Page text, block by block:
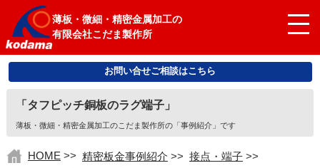
薄板・微細・精密金属加工の
有限会社こだま製作所
お問い合せご相談はこちら
「タフピッチ銅板のラグ端子」
薄板・微細・精密金属加工のこだま製作所の「事例紹介」です
HOME >> 精密板金事例紹介 >> 接点・端子>>